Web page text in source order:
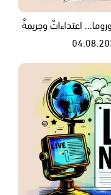
اعتداءاتٌ وجريمةٌ